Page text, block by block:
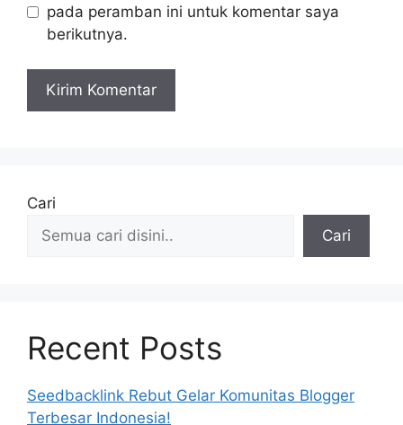
pada peramban ini untuk komentar saya
berikutnya.
Cari
Cari
Recent Posts
Seedbacklink Rebut Gelar Komunitas Blogger
Terbesar Indonesia!